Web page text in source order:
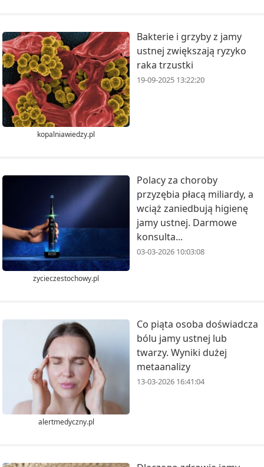
kopalniawiedzy.pl
Bakterie i grzyby z jamy
ustnej zwiększają ryzyko
raka trzustki
19-09-2025 13:22:20
zycieczestochowy.pl
Polacy za choroby
przyzębia płacą miliardy, a
wciąż zaniedbują higienę
jamy ustnej. Darmowe
konsulta...
03-03-2026 10:03:08
alertmedyczny.pl
Co piąta osoba doświadcza
bólu jamy ustnej lub
twarzy. Wyniki dużej
metaanalizy
13-03-2026 16:41:04